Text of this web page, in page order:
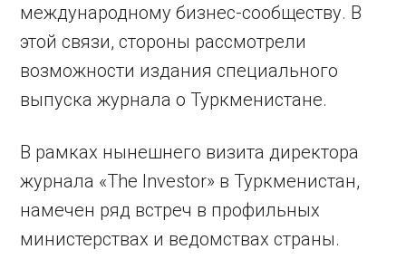
международному бизнес-сообществу. В
этой связи, стороны рассмотрели
возможности издания специального
выпуска журнала о Туркменистане.
В рамках нынешнего визита директора
журнала «The Investor» в Туркменистан,
намечен ряд встреч в профильных
министерствах и ведомствах страны.